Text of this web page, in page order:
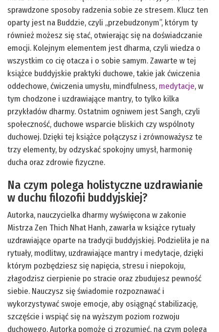
sprawdzone sposoby radzenia sobie ze stresem. Klucz ten
oparty jest na Buddzie, czyli „przebudzonym”, którym ty
również możesz się stać, otwierając się na doświadczanie
emocji. Kolejnym elementem jest dharma, czyli wiedza o
wszystkim co cię otacza i o sobie samym. Zawarte w tej
książce buddyjskie praktyki duchowe, takie jak ćwiczenia
oddechowe, ćwiczenia umysłu, mindfulness, medytacje, w
tym chodzone i uzdrawiające mantry, to tylko kilka
przykładów dharmy. Ostatnim ogniwem jest Sangh, czyli
społeczność, duchowe wsparcie bliskich czy wspólnoty
duchowej. Dzięki tej książce połączysz i zrównoważysz te
trzy elementy, by odzyskać spokojny umysł, harmonię
ducha oraz zdrowie fizyczne.
Na czym polega holistyczne uzdrawianie
w duchu filozofii buddyjskiej?
Autorka, nauczycielka dharmy wyświęcona w zakonie
Mistrza Zen Thich Nhat Hanh, zawarła w książce rytuały
uzdrawiające oparte na tradycji buddyjskiej. Podzieliła je na
rytuały, modlitwy, uzdrawiające mantry i medytacje, dzięki
którym pozbędziesz się napięcia, stresu i niepokoju,
złagodzisz cierpienie po stracie oraz zbudujesz pewność
siebie. Nauczysz się świadomie rozpoznawać i
wykorzystywać swoje emocje, aby osiągnąć stabilizację,
szczęście i wspiąć się na wyższym poziom rozwoju
duchowego. Autorka pomoże ci zrozumieć, na czym polega